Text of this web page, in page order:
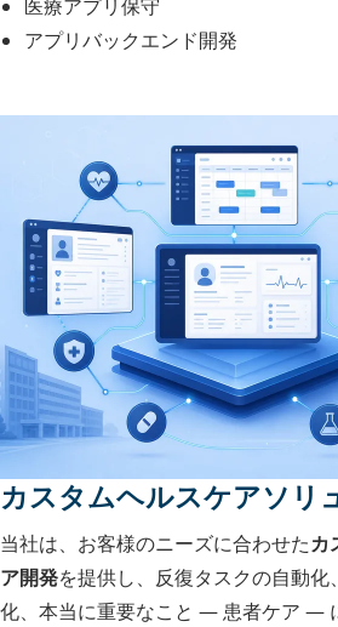
医療アプリ保守
アプリバックエンド開発
カスタムヘルスケアソリ
当社は、お客様のニーズに合わせたカ
ア開発を提供し、反復タスクの自動
化、本当に重要なこと — 患者ケア —